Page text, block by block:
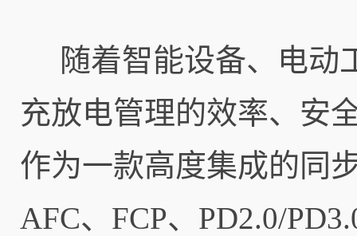
随着智能设备、电动
充放电管理的效率、安
作为一款高度集成的同
AFC、FCP、PD2.0/